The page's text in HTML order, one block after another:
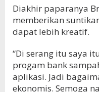
Diakhir paparanya
memberikan
dapat lebih kreatif.
“Di serang itu saya
progam bank
aplikasi. Jadi
ekonomis. Semoga